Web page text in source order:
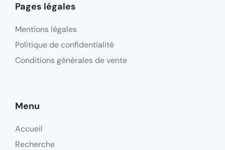
Pages légales
Mentions légales
Politique de confidentialité
Conditions générales de vente
Menu
Accueil
Recherche